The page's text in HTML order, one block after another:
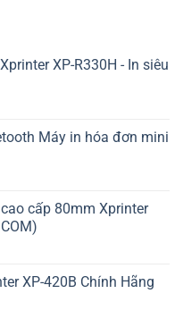
XP-R330H - In siêu
Máy in hóa đơn mini
cấp 80mm Xprinter
XP-420B Chính Hãng